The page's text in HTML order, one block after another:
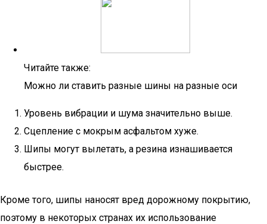
Читайте также:
Можно ли ставить разные шины на разные оси
Уровень вибрации и шума значительно выше.
Сцепление с мокрым асфальтом хуже.
Шипы могут вылетать, а резина изнашивается
быстрее.
Кроме того, шипы наносят вред дорожному покрытию,
поэтому в некоторых странах их использование